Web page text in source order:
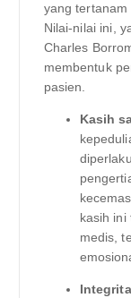
yang tertanam
Nilai-nilai ini,
Charles
membentuk
pasien.
Kasih
kasih ini
medis,